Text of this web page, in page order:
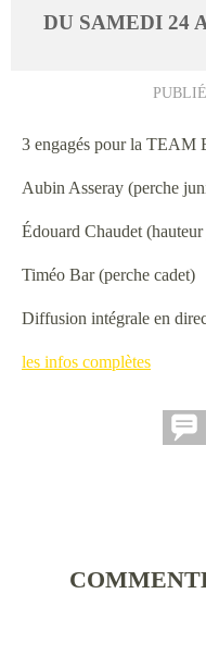
DU SAMEDI 24
3 engagés pour la TEAM
Aubin Asseray (perche
Édouard Chaudet
Timéo Bar (perche cadet)
Diffusion intégrale en
les infos complètes